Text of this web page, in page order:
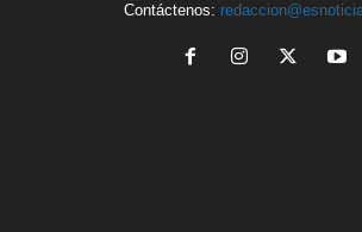
Contáctenos: